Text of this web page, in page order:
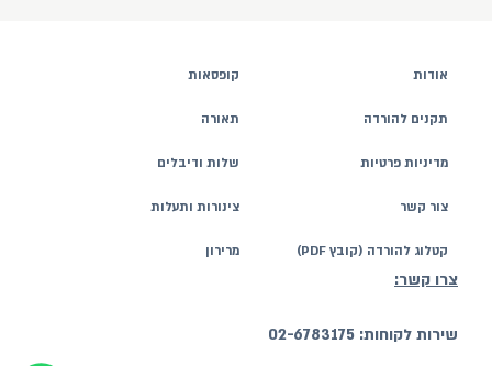
צרו קשר:
שירות לקוחות: 02-6783175
אודות
תקנים להורדה
מדיניות פרטיות
צור קשר
קטלוג להורדה (קובץ PDF)
קופסאות
תאורה
שלות ודיבלים
צינורות ותעלות
מרירון